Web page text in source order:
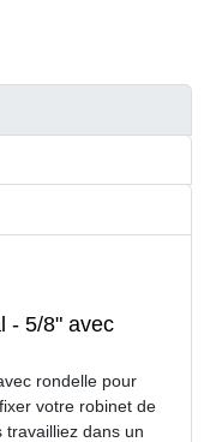
- 5/8" avec
rondelle pour
votre robinet de
travailliez dans un